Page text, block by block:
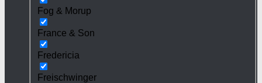
Fog & Morup
France & Son
Fredericia
Freischwinger